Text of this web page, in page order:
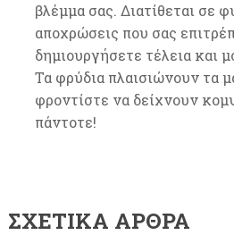
βλέμμα σας. Διατίθεται σε
αποχρώσεις που σας
δημιουργήσετε τέλεια και
Τα φρύδια πλαισιώνουν τα
φροντίστε να δείχνουν
πάντοτε!
ΣΧΕΤΙΚΆ ΆΡΘΡΑ